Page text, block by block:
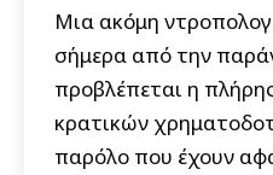
Μια ακόμη
σήμερα από την
προβλέπεται η
κρατικών
παρόλο που έχουν